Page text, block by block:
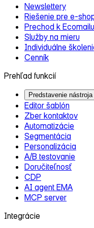
Newslettery
Riešenie pre
Prechod k Ecomailu
Služby na mieru
Individuálne
Cenník
Prehľad funkcií
Predstavenie nástroja
Editor šablón
Zber kontaktov
Automatizácie
Segmentácia
Personalizácia
A/B testovanie
Doručiteľnosť
CDP
AI agent EMA
MCP server
Integrácie